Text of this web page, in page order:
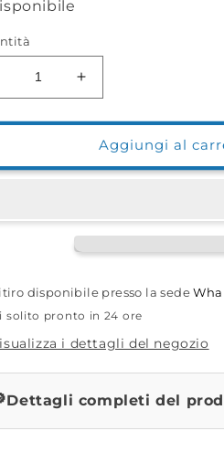
Diminuisci
Aumenta
quantità
per
Braccetto
a
Pettine
30cm
Aggiungi al
disponibile presso la sede
solito pronto in 24 ore
i dettagli del negozio
Dettagli completi del